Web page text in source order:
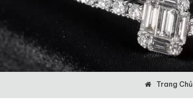
Trang Chủ